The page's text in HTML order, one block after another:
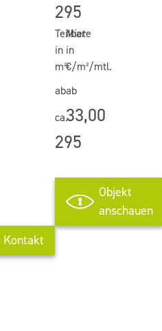
295
Teilbar
in
m²
ab
ca.
295
Miete
in
€/m²/mtl.
ab
33,00
Objekt
anschauen
Kontakt